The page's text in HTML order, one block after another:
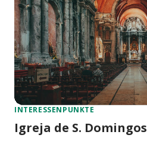
INTERESSENPUNKTE
Igreja de S. Domingos